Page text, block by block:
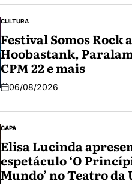
CULTURA
Festival Somos Rock
Hoobastank,
CPM 22 e mais
06/08/2026
CAPA
Elisa Lucinda
espetáculo ‘O
Mundo’ no Teatro da